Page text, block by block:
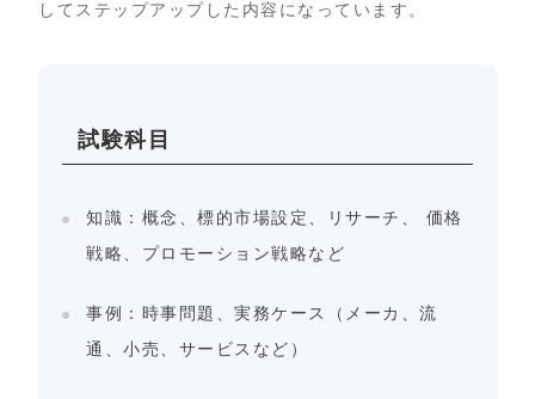
してステップアップした内容になっています。
試験科目
知識：概念、標的市場設定、リサーチ、 価格
戦略、プロモーション戦略など
事例：時事問題、実務ケース（メーカ、流
通、小売、サービスなど）